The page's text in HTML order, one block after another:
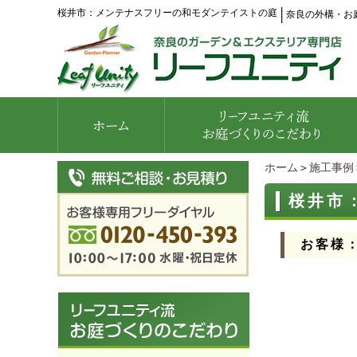
桜井市：メンテナスフリーの和モダンテイストの庭 奈良の外構・お
ホーム ＞ 施工事例
桜井市
お客様